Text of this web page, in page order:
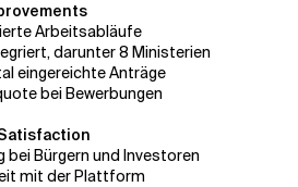
Arbeitsabläufe
darunter 8 Ministerien
eingereichte Anträge
bei Bewerbungen
bei Bürgern und Investoren
mit der Plattform